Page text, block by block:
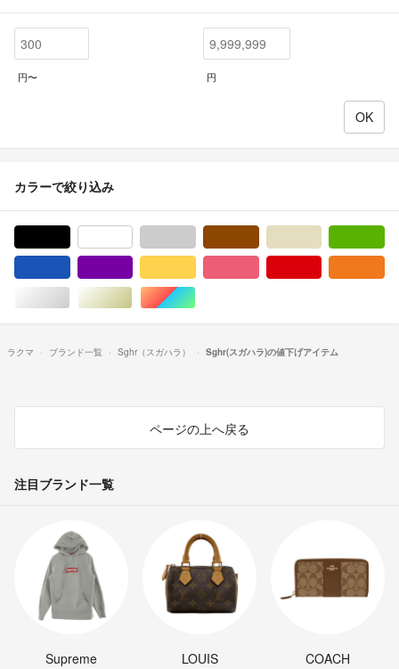
円〜 円
カラーで絞り込み
シルバー/銀色系ゴールド/金色系マルチカラー
ラクマ ブランド一覧 Sghr（スガハラ） Sghr(スガハラ)の値下げアイテム
ページの上へ戻る
注目ブランド一覧
Supreme
LOUIS
COACH